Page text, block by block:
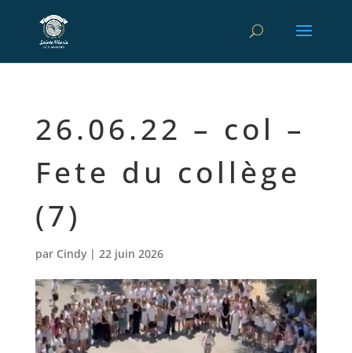
26.06.22 – col –
Fete du collège
(7)
par Cindy| 22 juin 2026